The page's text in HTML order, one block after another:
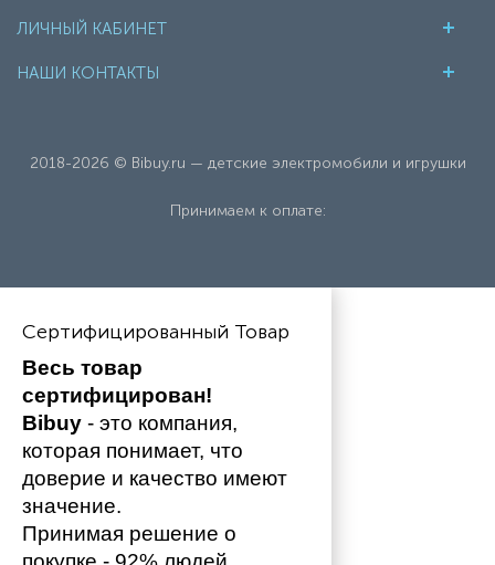
ЛИЧНЫЙ КАБИНЕТ
НАШИ КОНТАКТЫ
2018-2026 © Bibuy.ru — детские электромобили и игрушки
Принимаем к оплате:
Сертифицированный Товар
Весь товар
сертифицирован!
Bibuy - это компания,
которая понимает, что
доверие и качество имеют
значение.
Принимая решение о